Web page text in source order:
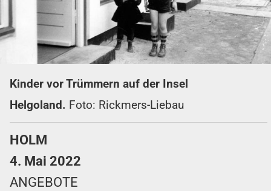
Kinder vor Trümmern auf der Insel
Helgoland. Foto: Rickmers-Liebau
HOLM
4. Mai 2022
ANGEBOTE